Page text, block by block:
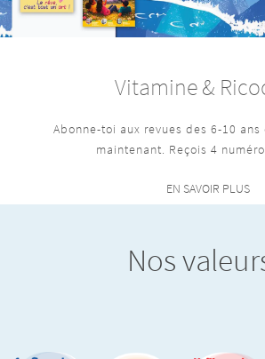
Vitamine &
Abonne-toi aux revues des 6-10 ans
maintenant. Reçois 4
EN SAVOIR PLUS
Nos